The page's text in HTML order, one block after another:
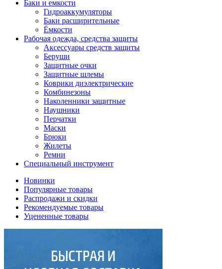
Баки и емкости
Гидроаккумуляторы
Баки расширительные
Ёмкости
Рабочая одежда, средства защиты
Аксессуары средств защиты
Беруши
Защитные очки
Защитные шлемы
Коврики диэлектрические
Комбинезоны
Наколенники защитные
Наушники
Перчатки
Маски
Брюки
Жилеты
Ремни
Специальный инструмент
Новинки
Популярные товары
Распродажи и скидки
Рекомендуемые товары
Уцененные товары